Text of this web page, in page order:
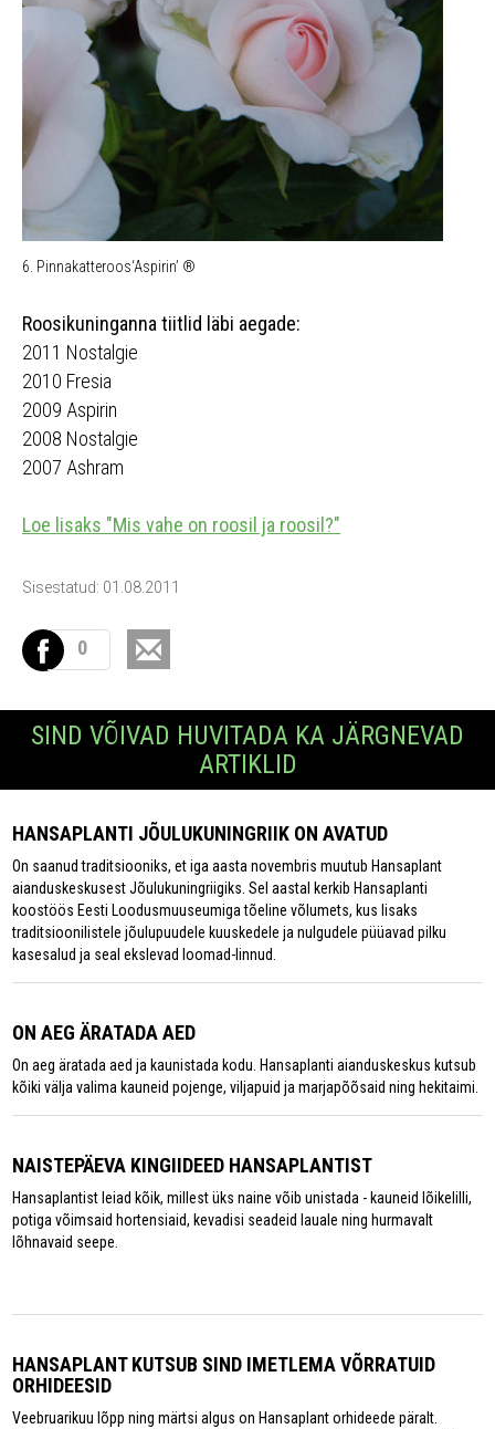
6. Pinnakatteroos‘Aspirin’ ®
Roosikuninganna tiitlid läbi aegade:
2011 Nostalgie
2010 Fresia
2009 Aspirin
2008 Nostalgie
2007 Ashram
Loe lisaks "Mis vahe on roosil ja roosil?"
Sisestatud: 01.08.2011
0
SIND VÕIVAD HUVITADA KA JÄRGNEVAD
ARTIKLID
HANSAPLANTI JÕULUKUNINGRIIK ON AVATUD
On saanud traditsiooniks, et iga aasta novembris muutub Hansaplant
aianduskeskusest Jõulukuningriigiks. Sel aastal kerkib Hansaplanti
koostöös Eesti Loodusmuuseumiga tõeline võlumets, kus lisaks
traditsioonilistele jõulupuudele kuuskedele ja nulgudele püüavad pilku
kasesalud ja seal ekslevad loomad-linnud.
ON AEG ÄRATADA AED
On aeg äratada aed ja kaunistada kodu. Hansaplanti aianduskeskus kutsub
kõiki välja valima kauneid pojenge, viljapuid ja marjapõõsaid ning hekitaimi.
NAISTEPÄEVA KINGIIDEED HANSAPLANTIST
Hansaplantist leiad kõik, millest üks naine võib unistada - kauneid lõikelilli,
potiga võimsaid hortensiaid, kevadisi seadeid lauale ning hurmavalt
lõhnavaid seepe.
HANSAPLANT KUTSUB SIND IMETLEMA VÕRRATUID
ORHIDEESID
Veebruarikuu lõpp ning märtsi algus on Hansaplant orhideede päralt.